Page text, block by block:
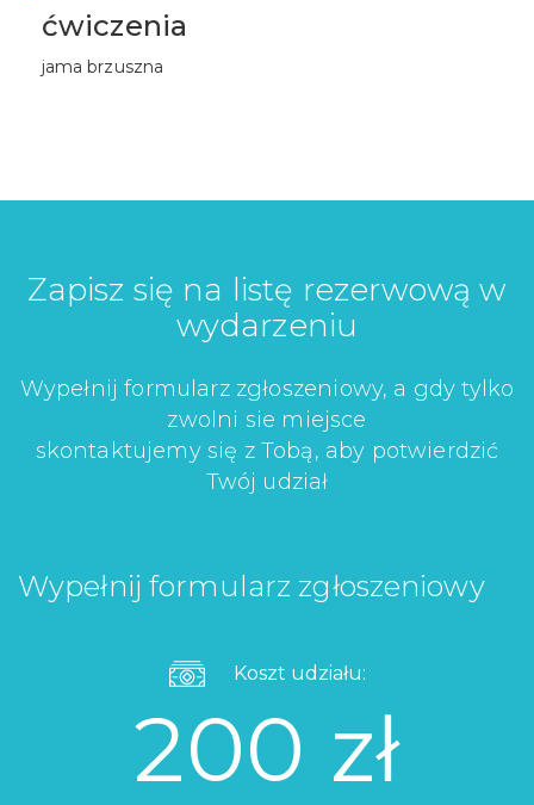
ćwiczenia
jama brzuszna
Zapisz się na listę rezerwową w
wydarzeniu
Wypełnij formularz zgłoszeniowy, a gdy tylko
zwolni sie miejsce
skontaktujemy się z Tobą, aby potwierdzić
Twój udział
Wypełnij formularz zgłoszeniowy
Koszt udziału:
200 zł